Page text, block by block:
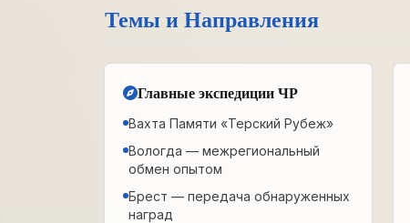
Темы и Направления
Главные экспедиции ЧР
Вахта Памяти «Терский Рубеж»
Вологда — межрегиональный
обмен опытом
Брест — передача обнаруженных
наград